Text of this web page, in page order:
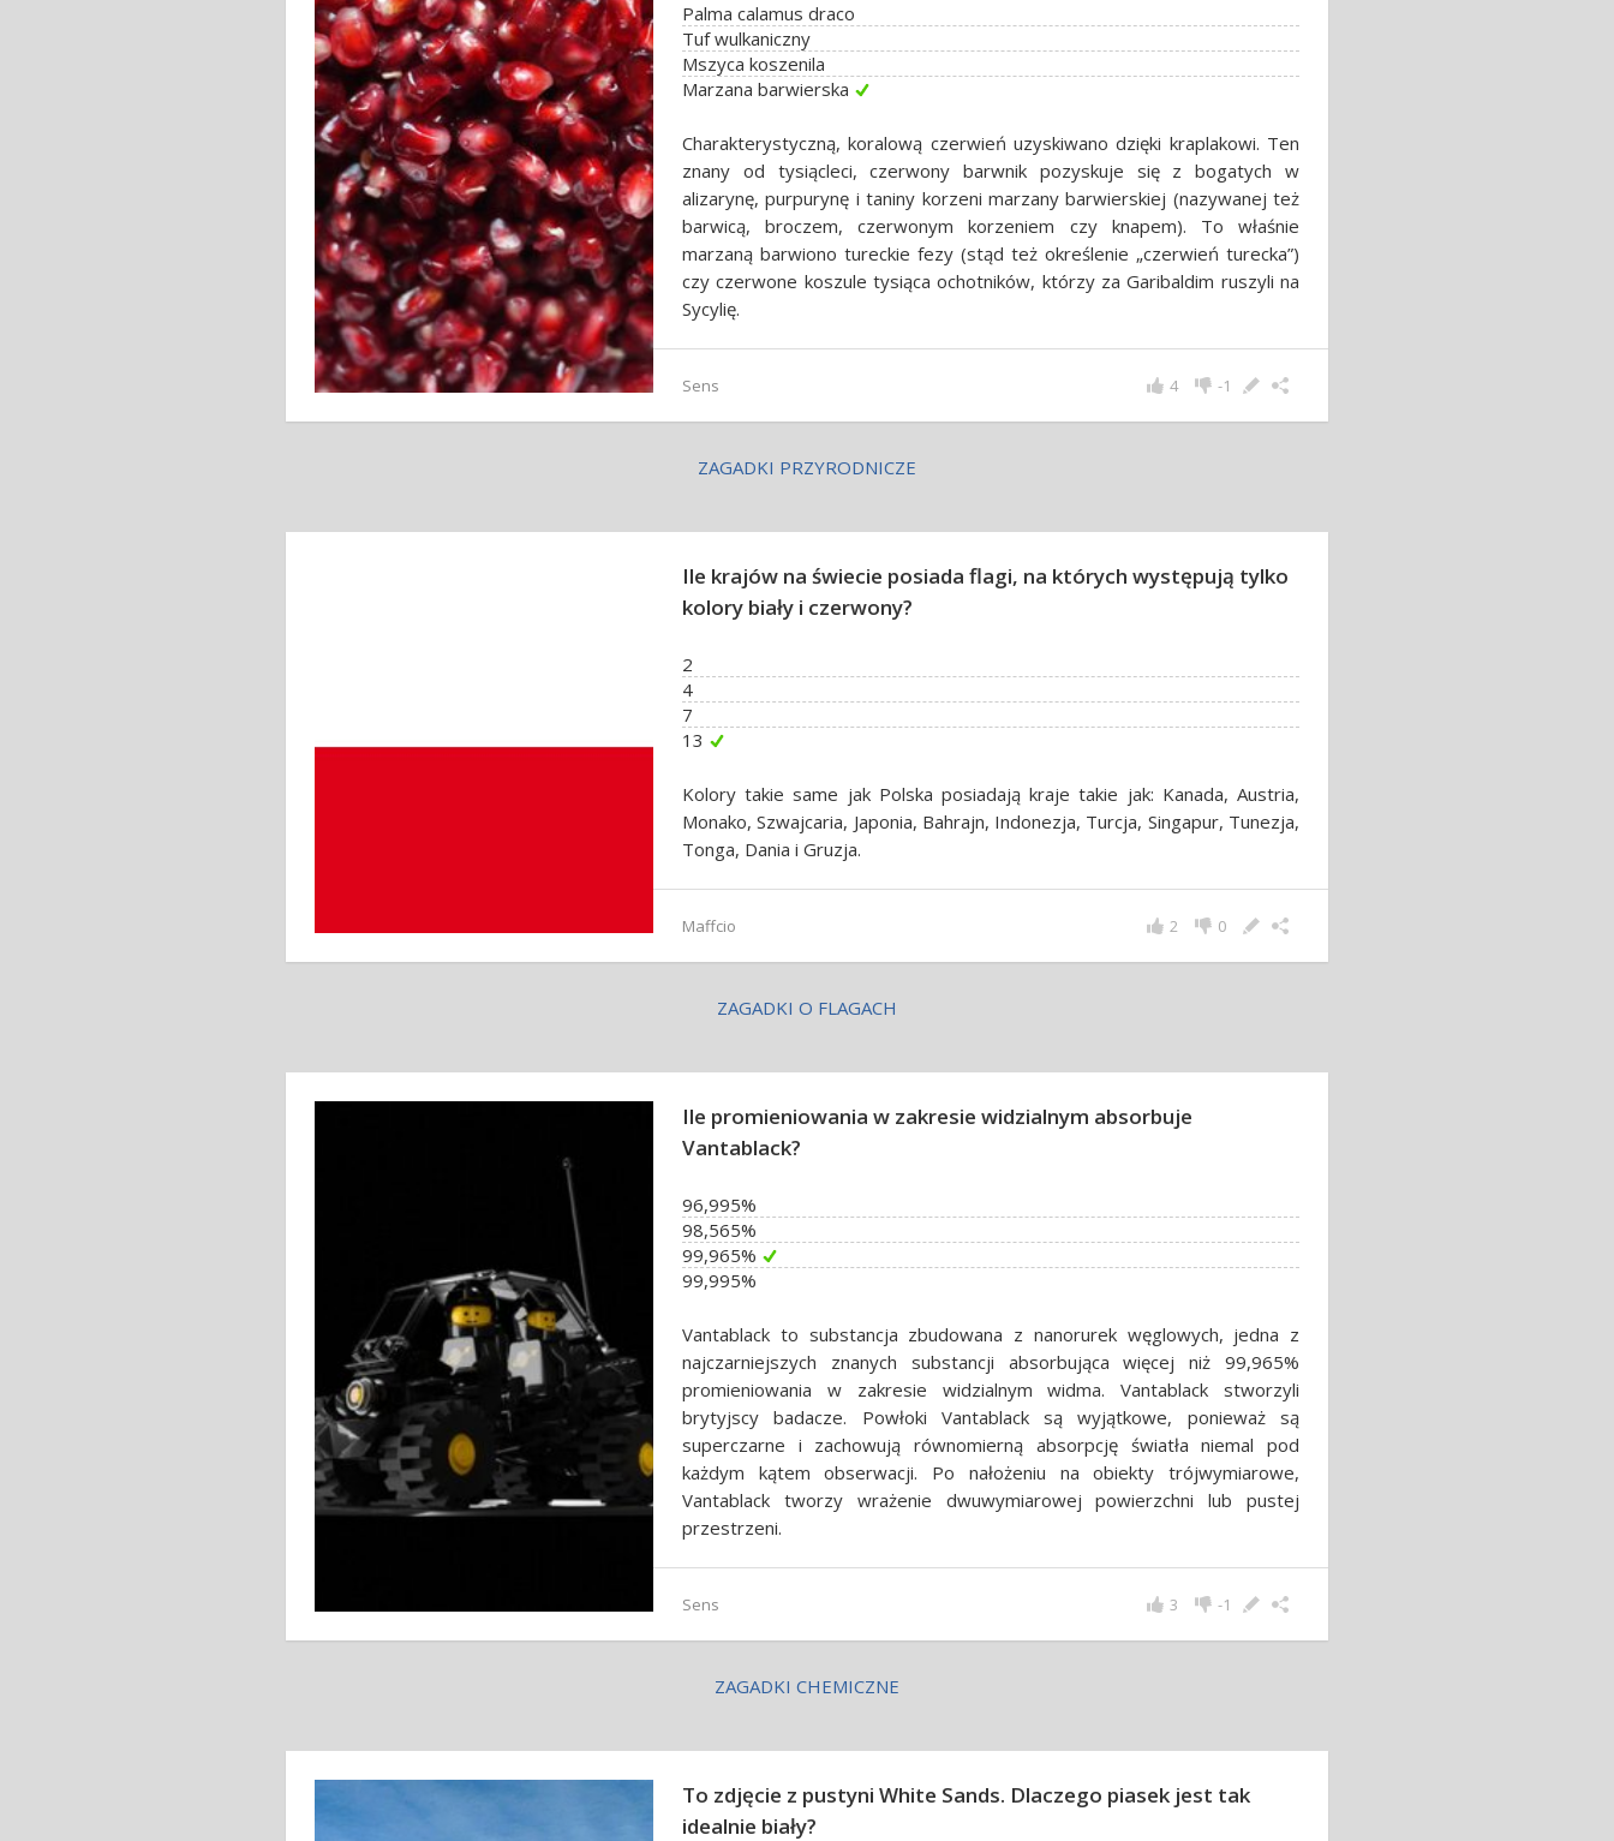
Palma calamus draco
Tuf wulkaniczny
Mszyca koszenila
Marzana barwierska
Charakterystyczną, koralową czerwień uzyskiwano dzięki kraplakowi. Ten
znany od tysiącleci, czerwony barwnik pozyskuje się z bogatych w
alizarynę, purpurynę i taniny korzeni marzany barwierskiej (nazywanej też
barwicą, broczem, czerwonym korzeniem czy knapem). To właśnie
marzaną barwiono tureckie fezy (stąd też określenie „czerwień turecka”)
czy czerwone koszule tysiąca ochotników, którzy za Garibaldim ruszyli na
Sycylię.
Sens -1
4
ZAGADKI PRZYRODNICZE
Ile krajów na świecie posiada flagi, na których występują tylko
kolory biały i czerwony?
2
4
7
13
Kolory takie same jak Polska posiadają kraje takie jak: Kanada, Austria,
Monako, Szwajcaria, Japonia, Bahrajn, Indonezja, Turcja, Singapur, Tunezja,
Tonga, Dania i Gruzja.
Maffcio 0
2
ZAGADKI O FLAGACH
Ile promieniowania w zakresie widzialnym absorbuje
Vantablack?
96,995%
98,565%
99,965%
99,995%
Vantablack to substancja zbudowana z nanorurek węglowych, jedna z
najczarniejszych znanych substancji absorbująca więcej niż 99,965%
promieniowania w zakresie widzialnym widma. Vantablack stworzyli
brytyjscy badacze. Powłoki Vantablack są wyjątkowe, ponieważ są
superczarne i zachowują równomierną absorpcję światła niemal pod
każdym kątem obserwacji. Po nałożeniu na obiekty trójwymiarowe,
Vantablack tworzy wrażenie dwuwymiarowej powierzchni lub pustej
przestrzeni.
Sens -1
3
ZAGADKI CHEMICZNE
To zdjęcie z pustyni White Sands. Dlaczego piasek jest tak
idealnie biały?